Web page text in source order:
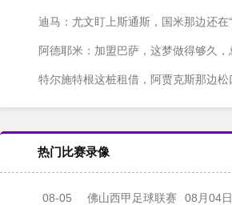
迪马：尤文盯上斯通斯，国米那边还在
阿德耶米：加盟巴萨，这梦做得够久，总算醒了？不
特尔施特根这桩租借，阿贾克斯那边松
热门比赛录像
08-05 佛山西甲足球联赛 08月04日 佛山西甲足球联赛32强淘汰